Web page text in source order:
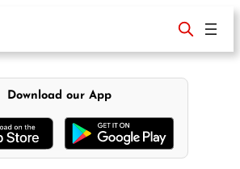
Download our App